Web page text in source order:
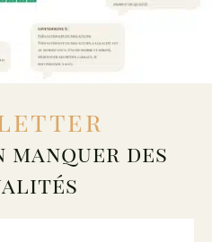
manquer des